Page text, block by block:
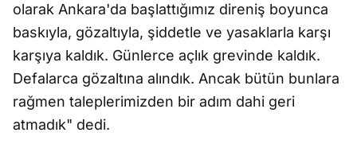
olarak Ankara'da başlattığımız direniş boyunca
baskıyla, gözaltıyla, şiddetle ve yasaklarla karşı
karşıya kaldık. Günlerce açlık grevinde kaldık.
Defalarca gözaltına alındık. Ancak bütün bunlara
rağmen taleplerimizden bir adım dahi geri
atmadık" dedi.